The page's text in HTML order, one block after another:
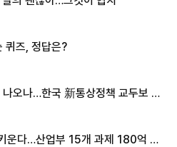
퀴즈, 정답은?
오나…한국 新통상정책 교두보 활
운다…산업부 15개 과제 180억 지